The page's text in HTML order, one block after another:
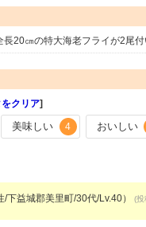
20㎝の特大海老フライが2尾
クリア]
美味しい 4 おいしい
/下益城郡美里町/30代/Lv.40） (